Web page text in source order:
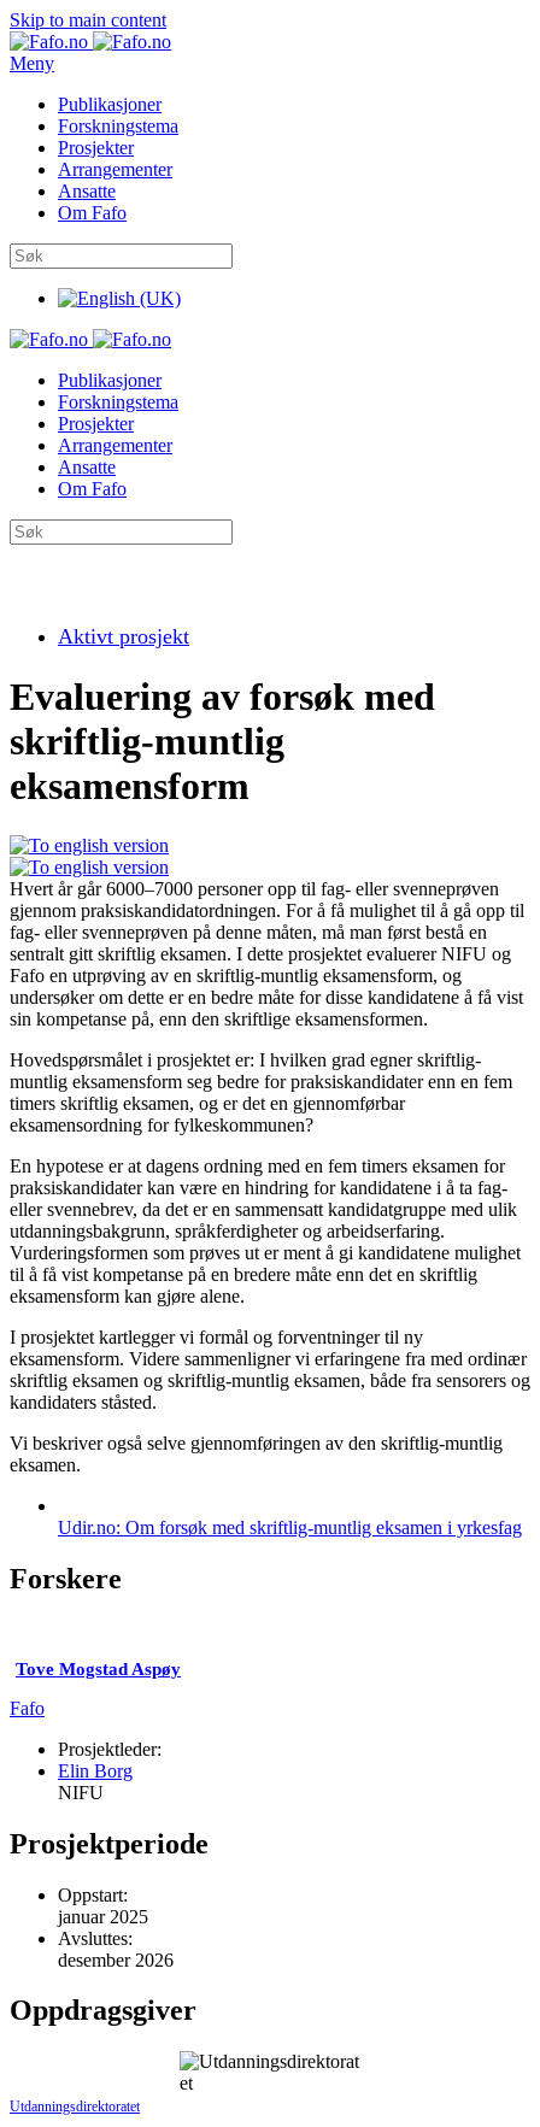
Skip to main content
Meny
Publikasjoner
Forskningstema
Prosjekter
Arrangementer
Ansatte
Om Fafo
Publikasjoner
Forskningstema
Prosjekter
Arrangementer
Ansatte
Om Fafo
Aktivt prosjekt
Evaluering av forsøk med
skriftlig-muntlig
eksamensform
Hvert år går 6000–7000 personer opp til fag- eller svenneprøven
gjennom praksiskandidatordningen. For å få mulighet til å gå opp til
fag- eller svenneprøven på denne måten, må man først bestå en
sentralt gitt skriftlig eksamen. I dette prosjektet evaluerer NIFU og
Fafo en utprøving av en skriftlig-muntlig eksamensform, og
undersøker om dette er en bedre måte for disse kandidatene å få vist
sin kompetanse på, enn den skriftlige eksamensformen.
Hovedspørsmålet i prosjektet er: I hvilken grad egner skriftlig-
muntlig eksamensform seg bedre for praksiskandidater enn en fem
timers skriftlig eksamen, og er det en gjennomførbar
eksamensordning for fylkeskommunen?
En hypotese er at dagens ordning med en fem timers eksamen for
praksiskandidater kan være en hindring for kandidatene i å ta fag-
eller svennebrev, da det er en sammensatt kandidatgruppe med ulik
utdanningsbakgrunn, språkferdigheter og arbeidserfaring.
Vurderingsformen som prøves ut er ment å gi kandidatene mulighet
til å få vist kompetanse på en bredere måte enn det en skriftlig
eksamensform kan gjøre alene.
I prosjektet kartlegger vi formål og forventninger til ny
eksamensform. Videre sammenligner vi erfaringene fra med ordinær
skriftlig eksamen og skriftlig-muntlig eksamen, både fra sensorers og
kandidaters ståsted.
Vi beskriver også selve gjennomføringen av den skriftlig-muntlig
eksamen.
Udir.no: Om forsøk med skriftlig-muntlig eksamen i yrkesfag
Forskere
Tove Mogstad Aspøy
Fafo
Prosjektleder:
Elin Borg
NIFU
Prosjektperiode
Oppstart:
januar 2025
Avsluttes:
desember 2026
Oppdragsgiver
Utdanningsdirektoratet